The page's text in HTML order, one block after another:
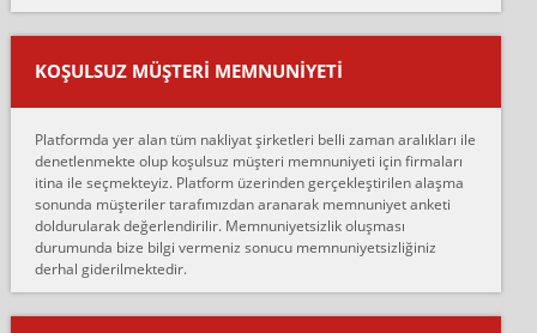
mehmet güldü:
Ankara ALİCANLAR NAKLİYAT Tutarsız ve ticari ahlak problemleri
var verdikleri fiyat teklifini arttırdılar. Sonrasında taşıma gününde
oldukça tutarsı...
Ankara Alicanlar naklyat tel 5465524025. 2600 TL'ye ankaradan
Konya ya Alicanlar naklyat la anlaştık bu şahıs evin taşınacağı gün
fiyatın mazoto gele...
Fatih kokmese:
Diyarbakır dan eşyamı getirtmek için anlaştım sözleşme yaptım.
Son anda fiyat artırdılar.. mecburiyetten tasittim.. bu kişiler ağrılı
KOŞULSUZ MÜŞTERI MEMNUNIYETI
Platformda yer alan tüm nakliyat şirketleri belli zaman aralıkları ile
denetlenmekte olup koşulsuz müşteri memnuniyeti için firmaları
itina ile seçmekteyiz. Platform üzerinden gerçekleştirilen alaşma
sonunda müşteriler tarafımızdan aranarak memnuniyet anketi
doldurularak değerlendirilir. Memnuniyetsizlik oluşması
durumunda bize bilgi vermeniz sonucu memnuniyetsizliğiniz
derhal giderilmektedir.